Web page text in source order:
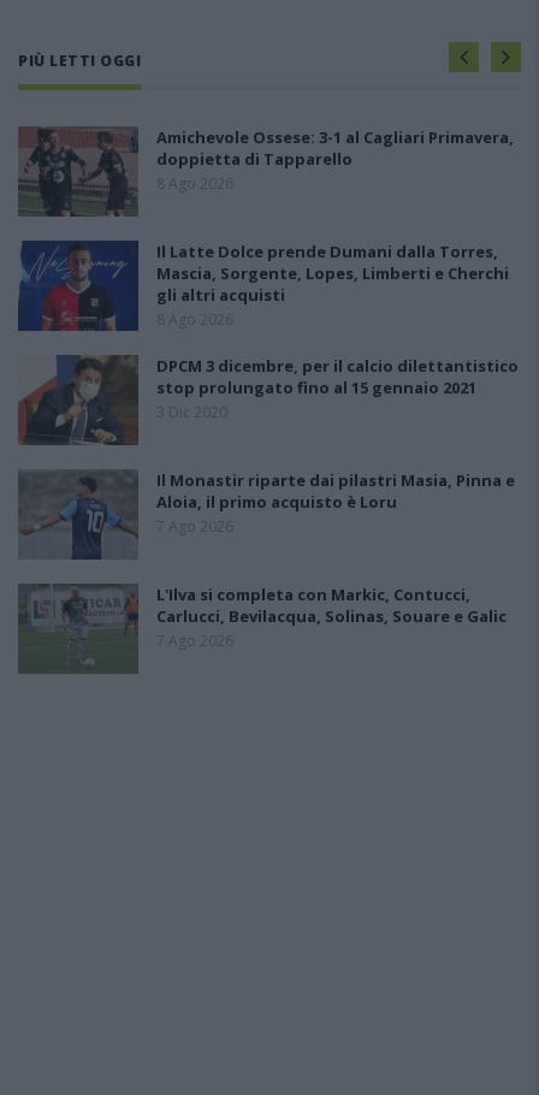
PIÙ LETTI OGGI
Amichevole Ossese: 3-1 al Cagliari Primavera,
doppietta di Tapparello
8 Ago 2026
Il Latte Dolce prende Dumani dalla Torres,
Mascia, Sorgente, Lopes, Limberti e Cherchi
gli altri acquisti
8 Ago 2026
DPCM 3 dicembre, per il calcio dilettantistico
stop prolungato fino al 15 gennaio 2021
3 Dic 2020
Il Monastir riparte dai pilastri Masia, Pinna e
Aloia, il primo acquisto è Loru
7 Ago 2026
L'Ilva si completa con Markic, Contucci,
Carlucci, Bevilacqua, Solinas, Souare e Galic
7 Ago 2026